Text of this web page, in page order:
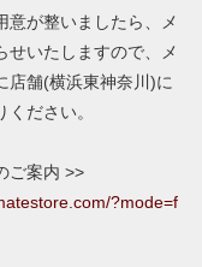
意が整いましたら、メ
せいたしますので、メ
店舗(横浜東神奈川)に
ください。
ご案内 >>
?mode=f